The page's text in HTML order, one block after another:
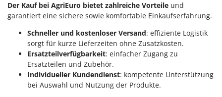
Der Kauf bei AgriEuro bietet zahlreiche Vorteile und
garantiert eine sichere sowie komfortable Einkaufserfahrung.
Schneller und kostenloser Versand: effiziente Logistik
sorgt für kurze Lieferzeiten ohne Zusatzkosten.
Ersatzteilverfügbarkeit: einfacher Zugang zu
Ersatzteilen und Zubehör.
Individueller Kundendienst: kompetente Unterstützung
bei Auswahl und Nutzung der Produkte.